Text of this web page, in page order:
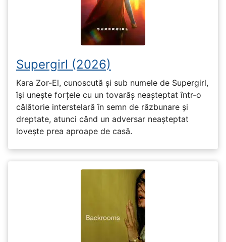
Supergirl (2026)
Kara Zor-El, cunoscută și sub numele de Supergirl,
își unește forțele cu un tovarăș neașteptat într-o
călătorie interstelară în semn de răzbunare și
dreptate, atunci când un adversar neașteptat
lovește prea aproape de casă.